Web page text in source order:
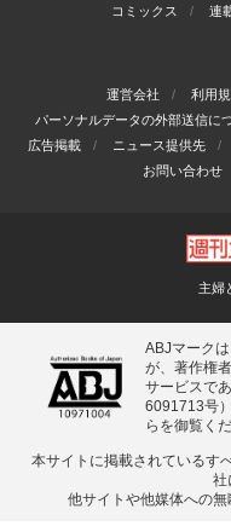
コミックス
連
運営会社 利用
パーソナルデータの外部送信に
広告掲載
ニュース提供先
お問い合わせ
主婦
ABJマーク
が、著作権
サービスで
6091713号
らを御覧くだ
本サイトに掲載されているす
社
他サイトや他媒体への無